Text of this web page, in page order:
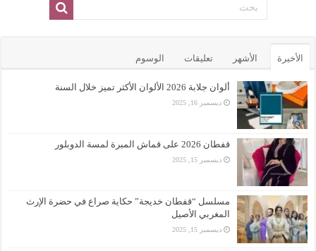
الأخيرة الأشهر تعليقات الوسوم
ألوان جلابة 2026 الألوان الأكثر تميز خلال السنة
ديسمبر 16, 2025
قفطان 2026 على قماش المبرة لمسة الدوبلور
ديسمبر 15, 2025
مسلسل “قفطان خديجة” حكاية صراع في حضرة الإرث
المغربي الأصيل
ديسمبر 15, 2025